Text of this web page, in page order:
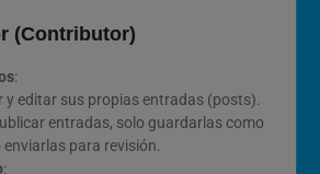
(Contributor)
:
y editar sus propias entradas (posts).
entradas, solo guardarlas como
enviarlas para revisión.
: